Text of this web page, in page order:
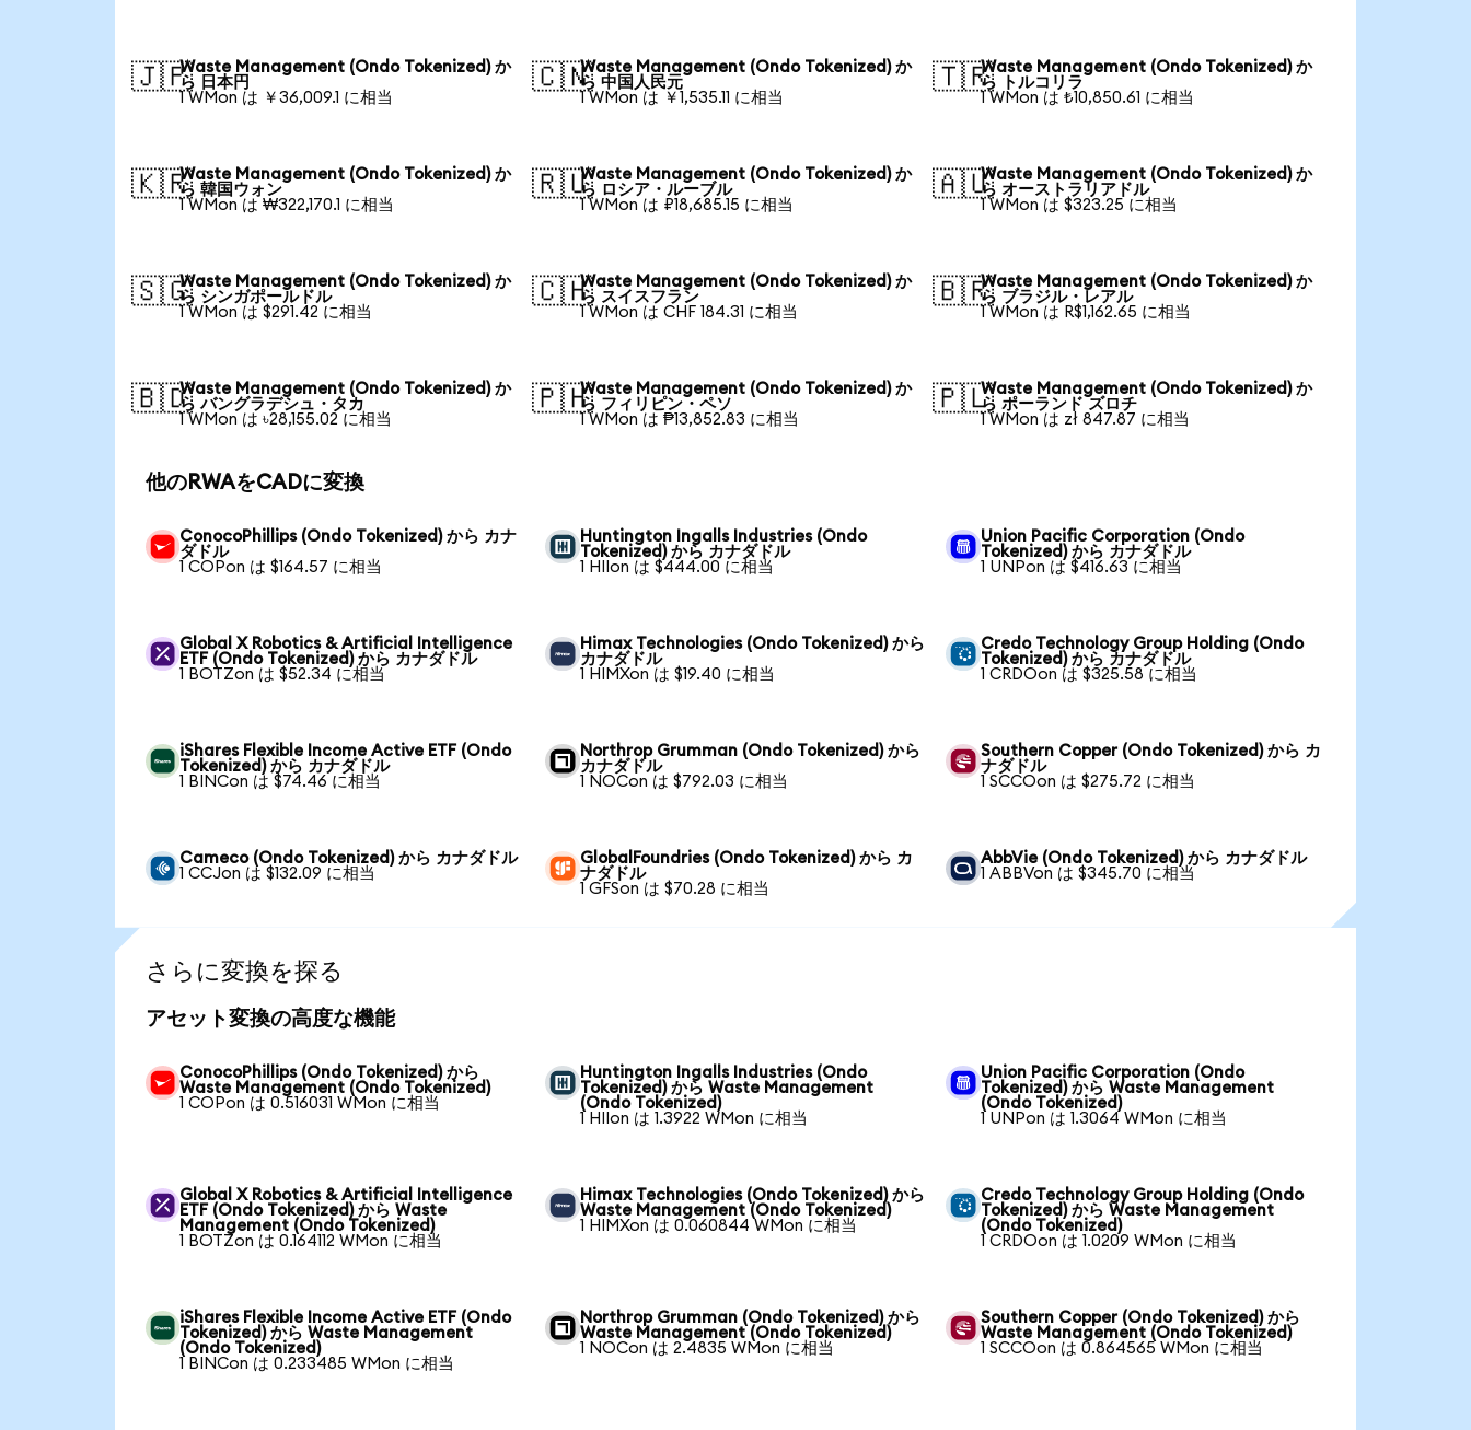
🇯🇵Waste Management (Ondo Tokenized) か
ら 日本円
1 WMon は ￥36,009.1 に相当
🇨🇳Waste Management (Ondo Tokenized) か
ら 中国人民元
1 WMon は ￥1,535.11 に相当
🇹🇷Waste Management (Ondo Tokenized) か
ら トルコリラ
1 WMon は ₺10,850.61 に相当
🇰🇷Waste Management (Ondo Tokenized) か
ら 韓国ウォン
1 WMon は ₩322,170.1 に相当
🇷🇺Waste Management (Ondo Tokenized) か
ら ロシア・ルーブル
1 WMon は ₽18,685.15 に相当
🇦🇺Waste Management (Ondo Tokenized) か
ら オーストラリアドル
1 WMon は $323.25 に相当
🇸🇬Waste Management (Ondo Tokenized) か
ら シンガポールドル
1 WMon は $291.42 に相当
🇨🇭Waste Management (Ondo Tokenized) か
ら スイスフラン
1 WMon は CHF 184.31 に相当
🇧🇷Waste Management (Ondo Tokenized) か
ら ブラジル・レアル
1 WMon は R$1,162.65 に相当
🇧🇩Waste Management (Ondo Tokenized) か
ら バングラデシュ・タカ
1 WMon は ৳28,155.02 に相当
🇵🇭Waste Management (Ondo Tokenized) か
ら フィリピン・ペソ
1 WMon は ₱13,852.83 に相当
🇵🇱Waste Management (Ondo Tokenized) か
ら ポーランド ズロチ
1 WMon は zł 847.87 に相当
他のRWAをCADに変換
ConocoPhillips (Ondo Tokenized) から カナ
ダドル
1 COPon は $164.57 に相当
Huntington Ingalls Industries (Ondo
Tokenized) から カナダドル
1 HIIon は $444.00 に相当
Union Pacific Corporation (Ondo
Tokenized) から カナダドル
1 UNPon は $416.63 に相当
Global X Robotics & Artificial Intelligence
ETF (Ondo Tokenized) から カナダドル
1 BOTZon は $52.34 に相当
Himax Technologies (Ondo Tokenized) から
カナダドル
1 HIMXon は $19.40 に相当
Credo Technology Group Holding (Ondo
Tokenized) から カナダドル
1 CRDOon は $325.58 に相当
iShares Flexible Income Active ETF (Ondo
Tokenized) から カナダドル
1 BINCon は $74.46 に相当
Northrop Grumman (Ondo Tokenized) から
カナダドル
1 NOCon は $792.03 に相当
Southern Copper (Ondo Tokenized) から カ
ナダドル
1 SCCOon は $275.72 に相当
Cameco (Ondo Tokenized) から カナダドル
1 CCJon は $132.09 に相当
GlobalFoundries (Ondo Tokenized) から カ
ナダドル
1 GFSon は $70.28 に相当
AbbVie (Ondo Tokenized) から カナダドル
1 ABBVon は $345.70 に相当
さらに変換を探る
アセット変換の高度な機能
ConocoPhillips (Ondo Tokenized) から
Waste Management (Ondo Tokenized)
1 COPon は 0.516031 WMon に相当
Huntington Ingalls Industries (Ondo
Tokenized) から Waste Management
(Ondo Tokenized)
1 HIIon は 1.3922 WMon に相当
Union Pacific Corporation (Ondo
Tokenized) から Waste Management
(Ondo Tokenized)
1 UNPon は 1.3064 WMon に相当
Global X Robotics & Artificial Intelligence
ETF (Ondo Tokenized) から Waste
Management (Ondo Tokenized)
1 BOTZon は 0.164112 WMon に相当
Himax Technologies (Ondo Tokenized) から
Waste Management (Ondo Tokenized)
1 HIMXon は 0.060844 WMon に相当
Credo Technology Group Holding (Ondo
Tokenized) から Waste Management
(Ondo Tokenized)
1 CRDOon は 1.0209 WMon に相当
iShares Flexible Income Active ETF (Ondo
Tokenized) から Waste Management
(Ondo Tokenized)
1 BINCon は 0.233485 WMon に相当
Northrop Grumman (Ondo Tokenized) から
Waste Management (Ondo Tokenized)
1 NOCon は 2.4835 WMon に相当
Southern Copper (Ondo Tokenized) から
Waste Management (Ondo Tokenized)
1 SCCOon は 0.864565 WMon に相当